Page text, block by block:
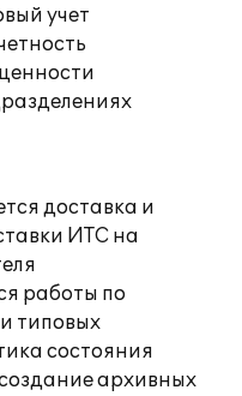
учет
доставка и
ИТС на
работы по
типовых
состояния
архивных